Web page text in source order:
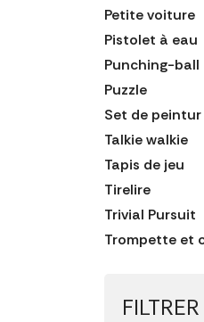
Petite voiture
Pistolet à eau
Punching-ball
Puzzle
Set de peintur
Talkie walkie
Tapis de jeu
Tirelire
Trivial Pursuit
Trompette et